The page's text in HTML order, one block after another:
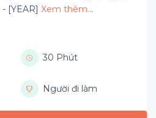
[YEAR] Xem thêm...
30 Phút
Người đi làm